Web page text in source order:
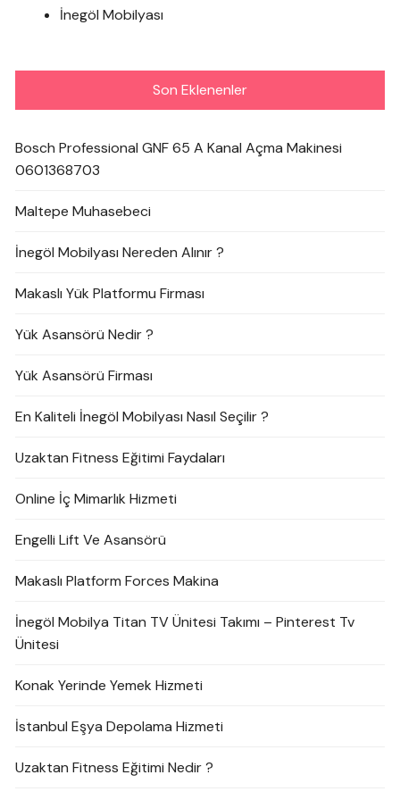
İnegöl Mobilyası
Son Eklenenler
Bosch Professional GNF 65 A Kanal Açma Makinesi
0601368703
Maltepe Muhasebeci
İnegöl Mobilyası Nereden Alınır ?
Makaslı Yük Platformu Firması
Yük Asansörü Nedir ?
Yük Asansörü Firması
En Kaliteli İnegöl Mobilyası Nasıl Seçilir ?
Uzaktan Fitness Eğitimi Faydaları
Online İç Mimarlık Hizmeti
Engelli Lift Ve Asansörü
Makaslı Platform Forces Makina
İnegöl Mobilya Titan TV Ünitesi Takımı – Pinterest Tv
Ünitesi
Konak Yerinde Yemek Hizmeti
İstanbul Eşya Depolama Hizmeti
Uzaktan Fitness Eğitimi Nedir ?